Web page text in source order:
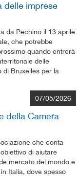
delle imprese
da Pechino il 13 aprile
che potrebbe
quando entrerà
delle
di Bruxelles per la
07/05/2026
della Camera
che conta
di aiutare
mercato del mondo e
Italia, dove spesso